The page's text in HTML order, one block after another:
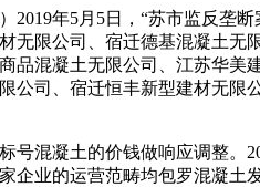
年5月5日，“苏市监反垄断
无限公司、宿迁德基混凝土
品混凝土无限公司、江苏华
公司、宿迁恒丰新型建材无
混凝土的价钱做响应调整。
企业的运营范畴均包罗混凝